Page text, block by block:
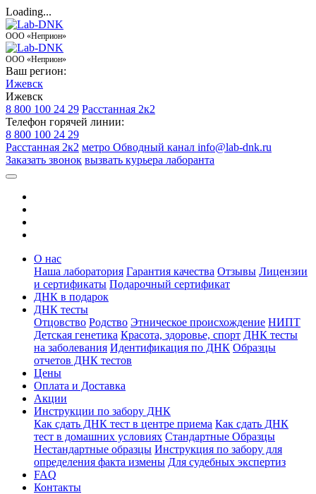
Loading...
ООО «Неприон»
ООО «Неприон»
Ваш регион:
Ижевск
Ижевск
8 800 100 24 29 Расстанная 2к2
Телефон горячей линии:
8 800 100 24 29
Расстанная 2к2 метро Обводный канал info@lab-dnk.ru
Заказать звонок вызвать курьера лаборанта
О нас
Наша лаборатория Гарантия качества Отзывы Лицензии
и сертификаты Подарочный сертификат
ДНК в подарок
ДНК тесты
Отцовство Родство Этническое происхождение НИПТ
Детская генетика Красота, здоровье, спорт ДНК тесты
на заболевания Идентификация по ДНК Образцы
отчетов ДНК тестов
Цены
Оплата и Доставка
Акции
Инструкции по забору ДНК
Как сдать ДНК тест в центре приема Как сдать ДНК
тест в домашних условиях Стандартные Образцы
Нестандартные образцы Инструкция по забору для
определения факта измены Для судебных экспертиз
FAQ
Контакты